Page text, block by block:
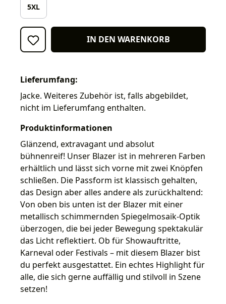
5XL
IN DEN WARENKORB
Lieferumfang:
Jacke. Weiteres Zubehör ist, falls abgebildet,
nicht im Lieferumfang enthalten.
Produktinformationen
Glänzend, extravagant und absolut
bühnenreif! Unser Blazer ist in mehreren Farben
erhältlich und lässt sich vorne mit zwei Knöpfen
schließen. Die Passform ist klassisch gehalten,
das Design aber alles andere als zurückhaltend:
Von oben bis unten ist der Blazer mit einer
metallisch schimmernden Spiegelmosaik-Optik
überzogen, die bei jeder Bewegung spektakulär
das Licht reflektiert. Ob für Showauftritte,
Karneval oder Festivals – mit diesem Blazer bist
du perfekt ausgestattet. Ein echtes Highlight für
alle, die sich gerne auffällig und stilvoll in Szene
setzen!